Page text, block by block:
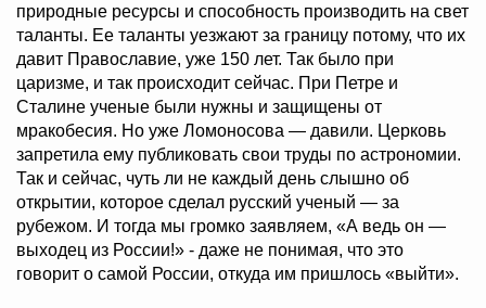
природные ресурсы и способность производить на свет
таланты. Ее таланты уезжают за границу потому, что их
давит Православие, уже 150 лет. Так было при
царизме, и так происходит сейчас. При Петре и
Сталине ученые были нужны и защищены от
мракобесия. Но уже Ломоносова — давили. Церковь
запретила ему публиковать свои труды по астрономии.
Так и сейчас, чуть ли не каждый день слышно об
открытии, которое сделал русский ученый — за
рубежом. И тогда мы громко заявляем, «А ведь он —
выходец из России!» - даже не понимая, что это
говорит о самой России, откуда им пришлось «выйти».